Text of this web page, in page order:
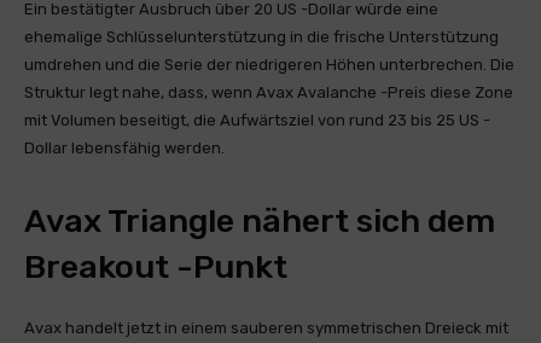
Ein bestätigter Ausbruch über 20 US -Dollar würde eine
ehemalige Schlüsselunterstützung in die frische Unterstützung
umdrehen und die Serie der niedrigeren Höhen unterbrechen. Die
Struktur legt nahe, dass, wenn Avax Avalanche -Preis diese Zone
mit Volumen beseitigt, die Aufwärtsziel von rund 23 bis 25 US -
Dollar lebensfähig werden.
Avax Triangle nähert sich dem
Breakout -Punkt
Avax handelt jetzt in einem sauberen symmetrischen Dreieck mit